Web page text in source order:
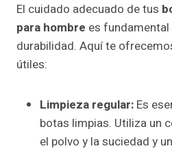
El cuidado adecuado de tus
para hombre es
durabilidad. Aquí te
útiles:
Limpieza regular: Es
botas limpias. Utiliza un
el polvo y la suciedad y